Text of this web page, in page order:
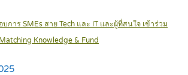
การ SMEs สาย Tech และ IT และผู้ที่สนใจ เข้าร่วม
Knowledge & Fund